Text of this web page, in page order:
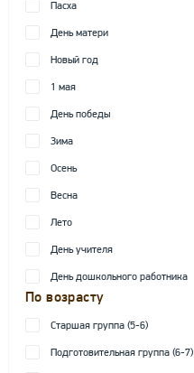
Пасха
День матери
Новый год
1 мая
День победы
Зима
Осень
Весна
Лето
День учителя
День дошкольного работника
По возрасту
Старшая группа (5-6)
Подготовительная группа (6-7)